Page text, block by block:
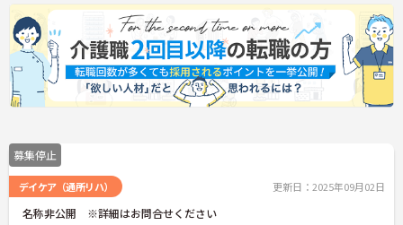
募集停止
デイケア（通所リハ） 更新日：2025年09月02日
名称非公開 ※詳細はお問合せください